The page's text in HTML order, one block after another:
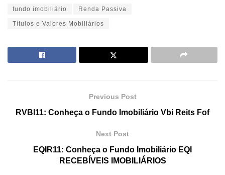
fundo imobiliário Renda Passiva
Títulos e Valores Mobiliários
Previous Post
RVBI11: Conheça o Fundo Imobiliário Vbi Reits Fof
Next Post
EQIR11: Conheça o Fundo Imobiliário EQI
RECEBÍVEIS IMOBILIÁRIOS